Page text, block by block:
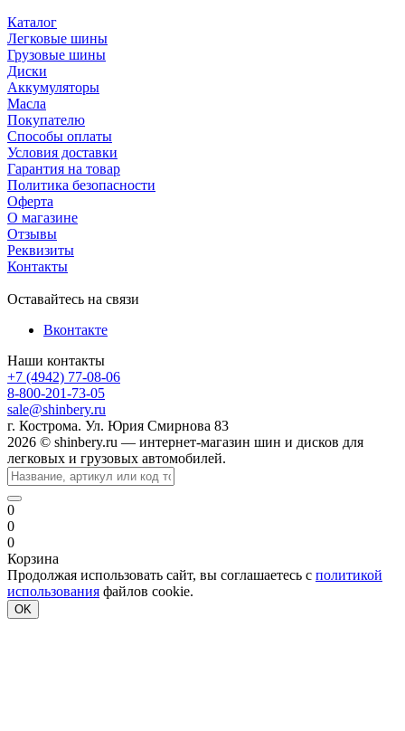
Каталог
Легковые шины
Грузовые шины
Диски
Аккумуляторы
Масла
Покупателю
Способы оплаты
Условия доставки
Гарантия на товар
Политика безопасности
Оферта
О магазине
Отзывы
Реквизиты
Контакты
Оставайтесь на связи
Вконтакте
Наши контакты
+7 (4942) 77-08-06
8-800-201-73-05
sale@shinbery.ru
г. Кострома. Ул. Юрия Смирнова 83
2026 © shinbery.ru — интернет-магазин шин и дисков для
легковых и грузовых автомобилей.
0
0
0
Корзина
Продолжая использовать сайт, вы соглашаетесь с политикой
использования файлов cookie.
OK